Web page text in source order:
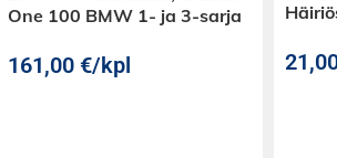
One 100 BMW 1- ja 3-sarja
161,00 €/kpl